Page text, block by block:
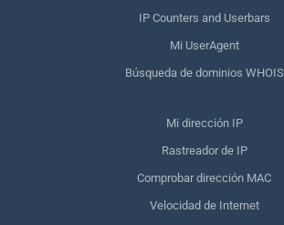
IP Counters and Userbars
Mi UserAgent
Búsqueda de dominios WHOIS
Mi dirección IP
Rastreador de IP
Comprobar dirección MAC
Velocidad de Internet